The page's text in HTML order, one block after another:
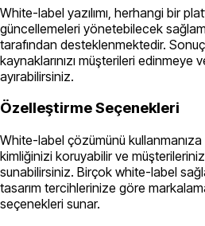
White-label yazılımı, herhangi bir
güncellemeleri yönetebilecek
tarafından desteklenmektedir. Sonuç
kaynaklarınızı müşterileri edinmeye
ayırabilirsiniz.
Özelleştirme Seçenekleri
White-label çözümünü
kimliğinizi koruyabilir ve
sunabilirsiniz. Birçok white-label
tasarım tercihlerinize göre
seçenekleri sunar.